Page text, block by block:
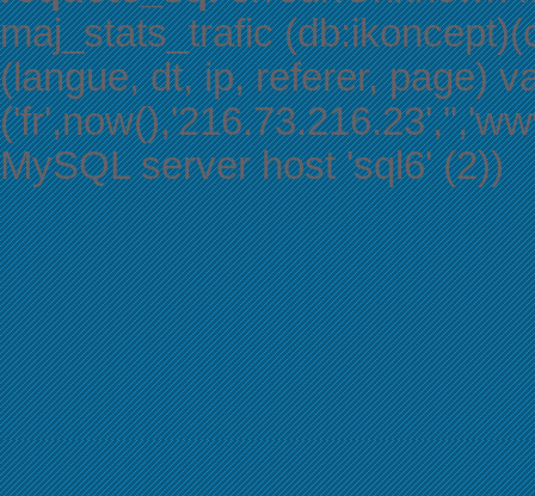
maj_stats_trafic
(langue, dt, ip, referer, page)
MySQL server host 'sql6' (2))